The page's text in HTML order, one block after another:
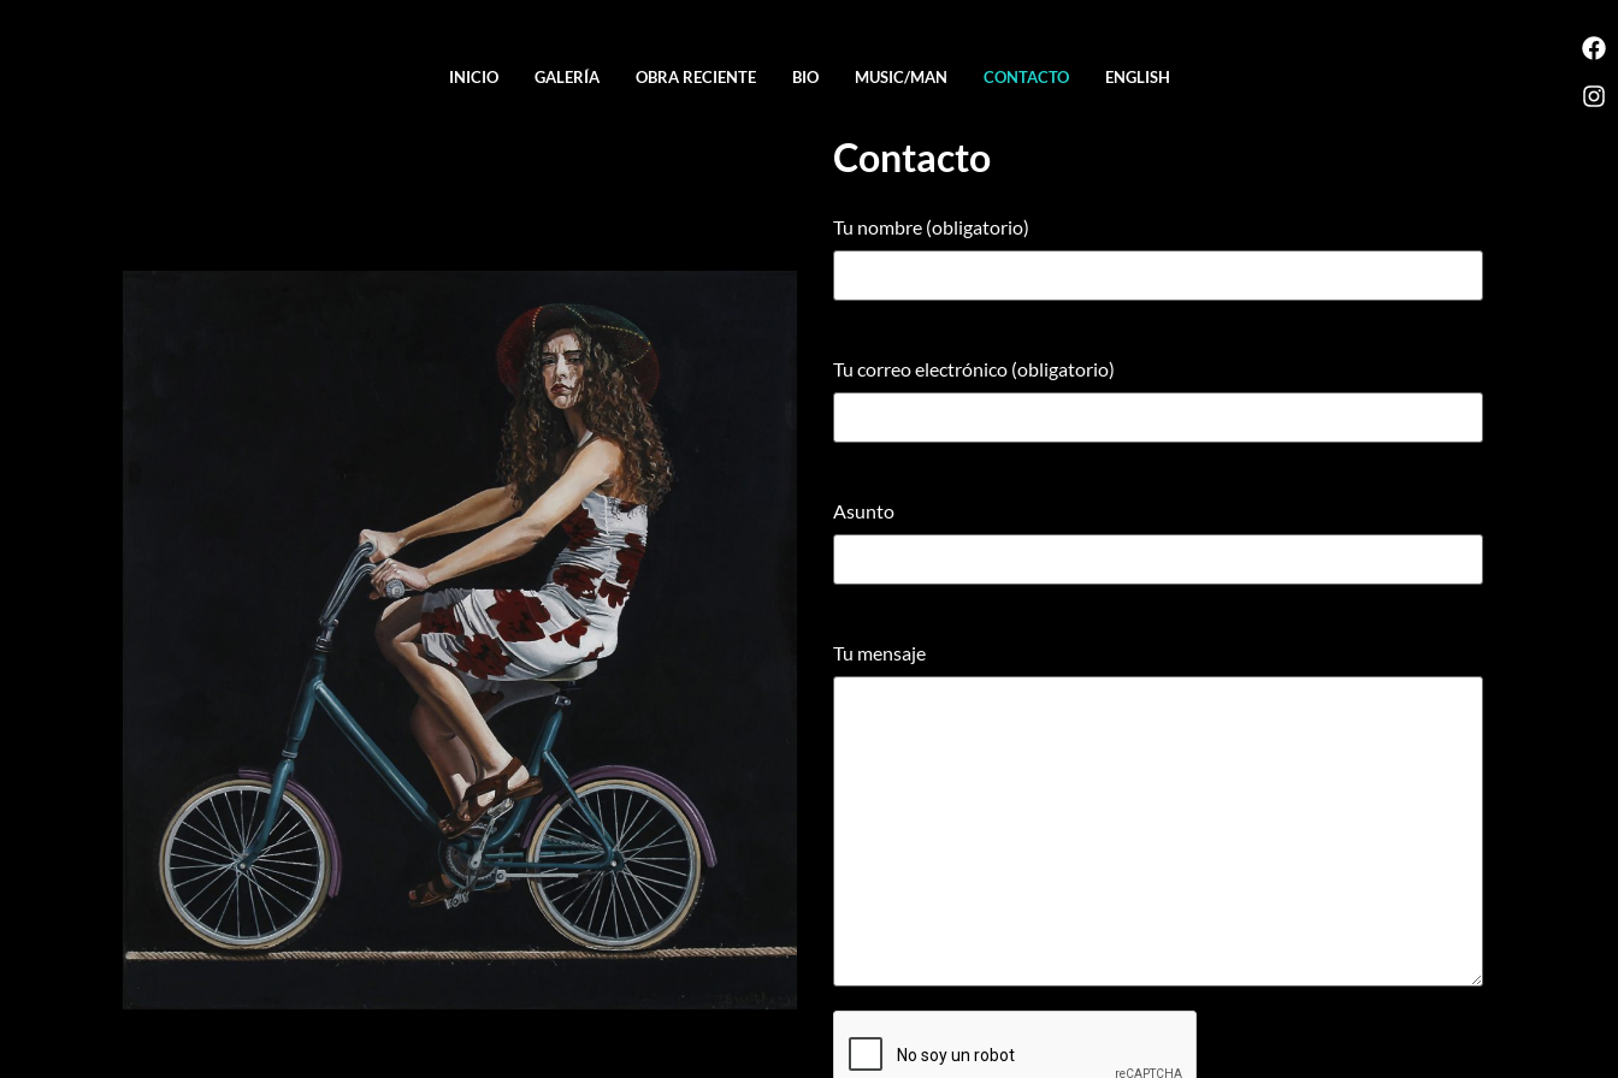
INICIO GALERÍA OBRA RECIENTE BIO MUSIC/MAN CONTACTO ENGLISH
Contacto
Tu nombre (obligatorio)
Tu correo electrónico (obligatorio)
Asunto
Tu mensaje